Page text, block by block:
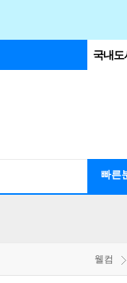
국내도
빠른
웰컴